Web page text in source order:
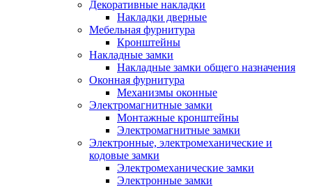
Декоративные накладки
Накладки дверные
Мебельная фурнитура
Кронштейны
Накладные замки
Накладные замки общего назначения
Оконная фурнитура
Механизмы оконные
Электромагнитные замки
Монтажные кронштейны
Электромагнитные замки
Электронные, электромеханические и
кодовые замки
Электромеханические замки
Электронные замки